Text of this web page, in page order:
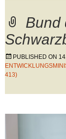
Bund
PUBLISHED ON
413)